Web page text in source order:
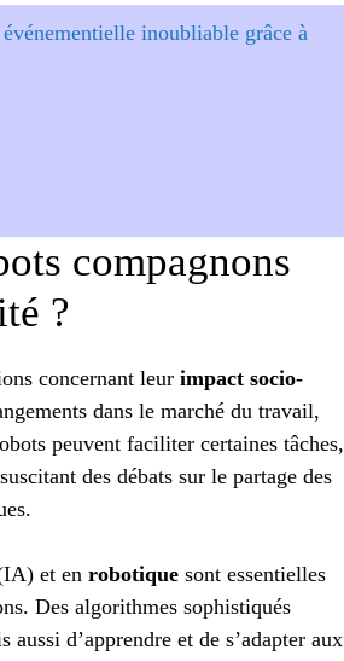
inoubliable grâce à
compagnons
?
concernant leur impact socio-
dans le marché du travail,
peuvent faciliter certaines tâches,
des débats sur le partage des
et en robotique sont essentielles
Des algorithmes sophistiqués
d’apprendre et de s’adapter aux